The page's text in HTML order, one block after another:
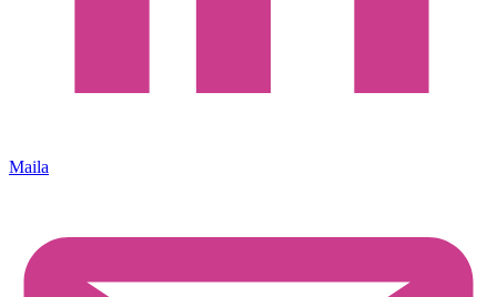
Maila